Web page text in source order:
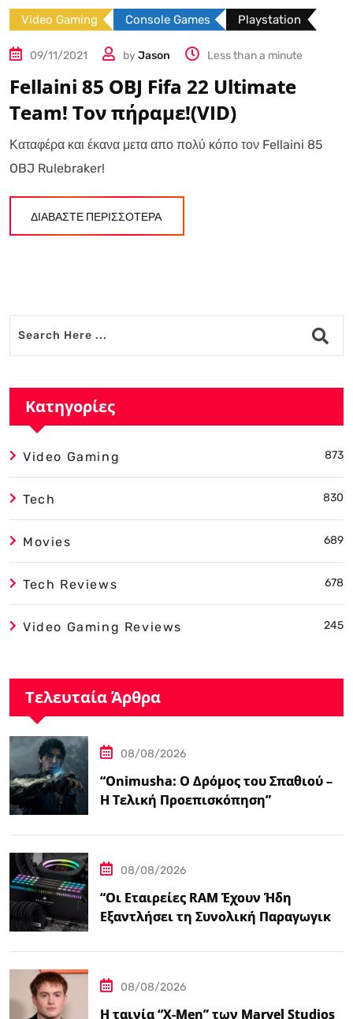
Video Gaming Console Games Playstation
09/11/2021 by Jason Less than a minute
Fellaini 85 OBJ Fifa 22 Ultimate
Team! Τον πήραμε!(VID)
Καταφέρα και έκανα μετα απο πολύ κόπο τον Fellaini 85
OBJ Rulebraker!
ΔΙΑΒΑΣΤΕ ΠΕΡΙΣΣΟΤΕΡΑ
Κατηγορίες
Video Gaming 873
Tech 830
Movies 689
Tech Reviews 678
Video Gaming Reviews 245
Τελευταία Άρθρα
08/08/2026
“Onimusha: Ο Δρόμος του Σπαθιού –
Η Τελική Προεπισκόπηση”
08/08/2026
“Οι Εταιρείες RAM Έχουν Ήδη
Εξαντλήσει τη Συνολική Παραγωγική
08/08/2026
Η ταινία “X-Men” των Marvel Studios